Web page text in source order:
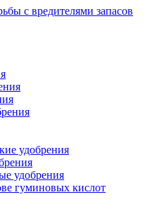
с вредителями запасов
удобрения
удобрения
гуминовых кислот